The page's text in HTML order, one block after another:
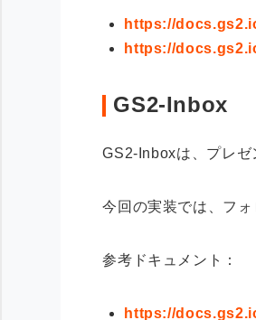
https://
https://
GS2-Inbox
GS2-Inboxは、プレゼ
今回の実装では、フ
参考ドキュメント：
https://